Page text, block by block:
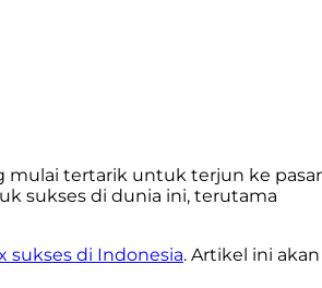
mulai tertarik untuk terjun ke pasar
sukses di dunia ini, terutama
sukses di Indonesia. Artikel ini akan